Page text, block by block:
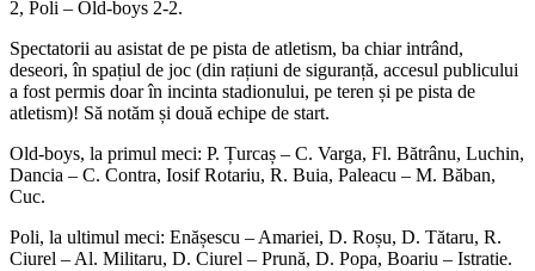
2, Poli – Old-boys 2-2.
Spectatorii au asistat de pe pista de atletism, ba chiar intrând,
deseori, în spațiul de joc (din rațiuni de siguranță, accesul publicului
a fost permis doar în incinta stadionului, pe teren și pe pista de
atletism)! Să notăm și două echipe de start.
Old-boys, la primul meci: P. Țurcaș – C. Varga, Fl. Bătrânu, Luchin,
Dancia – C. Contra, Iosif Rotariu, R. Buia, Paleacu – M. Băban,
Cuc.
Poli, la ultimul meci: Enășescu – Amariei, D. Roșu, D. Tătaru, R.
Ciurel – Al. Militaru, D. Ciurel – Prună, D. Popa, Boariu – Istratie.